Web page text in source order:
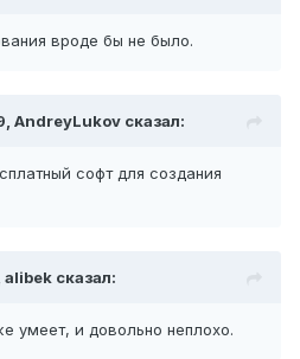
вроде бы не было.
AndreyLukov сказал:
софт для создания
alibek сказал:
умеет, и довольно неплохо.